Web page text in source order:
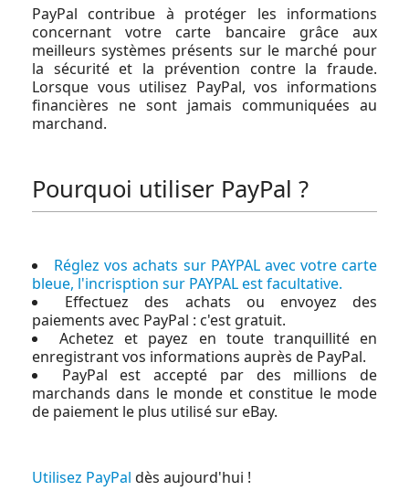
PayPal contribue à protéger les informations
concernant votre carte bancaire grâce aux
meilleurs systèmes présents sur le marché pour
la sécurité et la prévention contre la fraude.
Lorsque vous utilisez PayPal, vos informations
financières ne sont jamais communiquées au
marchand.
Pourquoi utiliser PayPal ?
Réglez vos achats sur PAYPAL avec votre carte
bleue, l'incrisption sur PAYPAL est facultative.
Effectuez des achats ou envoyez des
paiements avec PayPal : c'est gratuit.
Achetez et payez en toute tranquillité en
enregistrant vos informations auprès de PayPal.
PayPal est accepté par des millions de
marchands dans le monde et constitue le mode
de paiement le plus utilisé sur eBay.
Utilisez PayPal dès aujourd'hui !